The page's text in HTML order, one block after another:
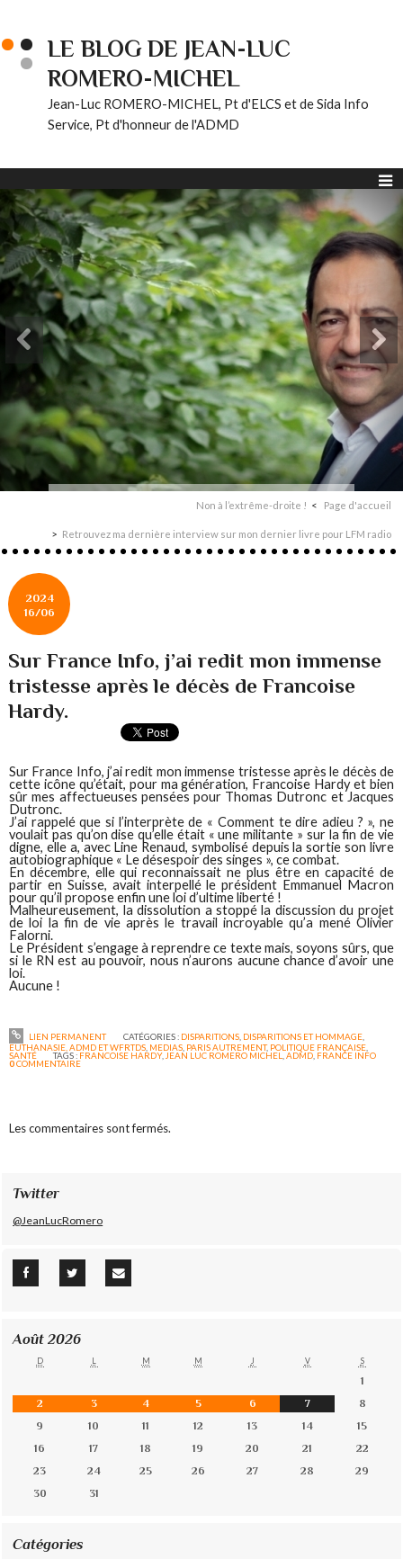
LE BLOG DE JEAN-LUC
ROMERO-MICHEL
Jean-Luc ROMERO-MICHEL, Pt d'ELCS et de Sida Info
Service, Pt d'honneur de l'ADMD
Non à l’extrême-droite ! Page d'accueil
Retrouvez ma dernière interview sur mon dernier livre pour LFM radio
2024
16/06
Sur France Info, j’ai redit mon immense
tristesse après le décès de Francoise
Hardy.
Sur France Info, j’ai redit mon immense tristesse après le décès de
cette icône qu’était, pour ma génération, Francoise Hardy et bien
sûr mes affectueuses pensées pour Thomas Dutronc et Jacques
Dutronc.
J’ai rappelé que si l’interprète de « Comment te dire adieu ? », ne
voulait pas qu’on dise qu’elle était « une militante » sur la fin de vie
digne, elle a, avec Line Renaud, symbolisé depuis la sortie son livre
autobiographique « Le désespoir des singes », ce combat.
En décembre, elle qui reconnaissait ne plus être en capacité de
partir en Suisse, avait interpellé le président Emmanuel Macron
pour qu’il propose enfin une loi d’ultime liberté !
Malheureusement, la dissolution a stoppé la discussion du projet
de loi la fin de vie après le travail incroyable qu’a mené Olivier
Falorni.
Le Président s’engage à reprendre ce texte mais, soyons sûrs, que
si le RN est au pouvoir, nous n’aurons aucune chance d’avoir une
loi.
Aucune !
LIEN PERMANENT CATÉGORIES : DISPARITIONS, DISPARITIONS ET HOMMAGE,
EUTHANASIE, ADMD ET WFRTDS MEDIAS PARIS AUTREMENT, POLITIQUE FRANÇAISE
SANTÉ TAGS : FRANCOISE HARDY, JEAN LUC ROMERO MICHEL ,ADMD FRANCE INFO
0COMMENTAIRE
Les commentaires sont fermés.
Twitter
@JeanLucRomero
Août 2026
D L M M J V S
1
2
3 4 5 6 7
8
9
10 11 12 13 14
15
16
17 18 19 20 21
22
23
24 25 26 27 28
29
30
31
Catégories